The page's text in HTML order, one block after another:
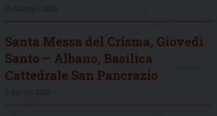
Santa Messa del Crisma, Giovedì
Santo – Albano, Basilica
Cattedrale San Pancrazio